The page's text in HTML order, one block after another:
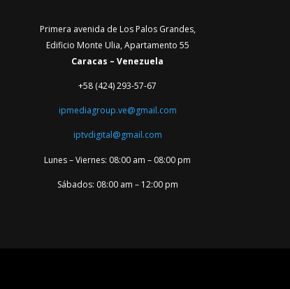
Primera avenida de Los Palos Grandes,
Edificio Monte Ulia, Apartamento 55
Caracas – Venezuela
+58 (424) 293-57-67
ipmediagroup.ve@gmail.com
iptvdigital@gmail.com
Lunes – Viernes: 08:00 am – 08:00 pm
Sábados: 08:00 am – 12:00 pm